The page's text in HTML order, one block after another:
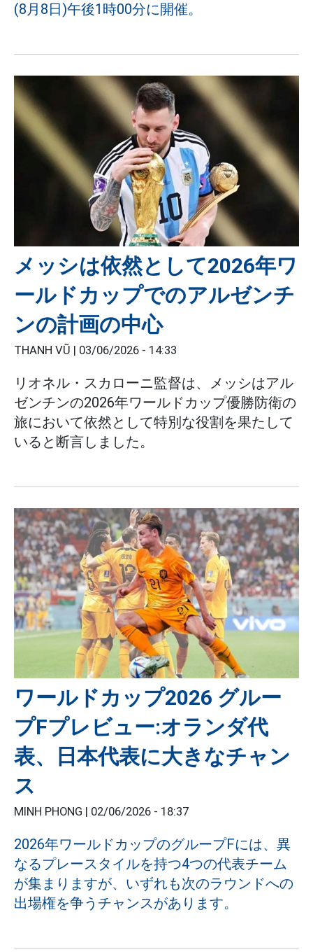
(8月8日)午後1時00分に開催。
メッシは依然として2026年ワ
ールドカップでのアルゼンチ
ンの計画の中心
THANH VŨ | 03/06/2026 - 14:33
リオネル・スカローニ監督は、メッシはアル
ゼンチンの2026年ワールドカップ優勝防衛の
旅において依然として特別な役割を果たして
いると断言しました。
ワールドカップ2026 グルー
プFプレビュー:オランダ代
表、日本代表に大きなチャン
ス
MINH PHONG | 02/06/2026 - 18:37
2026年ワールドカップのグループFには、異
なるプレースタイルを持つ4つの代表チーム
が集まりますが、いずれも次のラウンドへの
出場権を争うチャンスがあります。